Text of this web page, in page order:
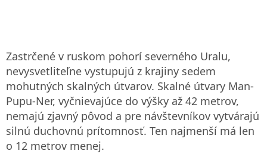
Zastrčené v ruskom pohorí severného Uralu,
nevysvetliteľne vystupujú z krajiny sedem
mohutných skalných útvarov. Skalné útvary Man-
Pupu-Ner, vyčnievajúce do výšky až 42 metrov,
nemajú zjavný pôvod a pre návštevníkov vytvárajú
silnú duchovnú prítomnosť. Ten najmenší má len
o 12 metrov menej.